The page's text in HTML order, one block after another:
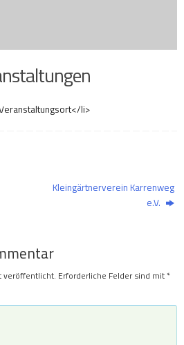
li>
Kleingärtnerverein Karrenweg
e.V.
veröffentlicht. Erforderliche Felder sind mit*